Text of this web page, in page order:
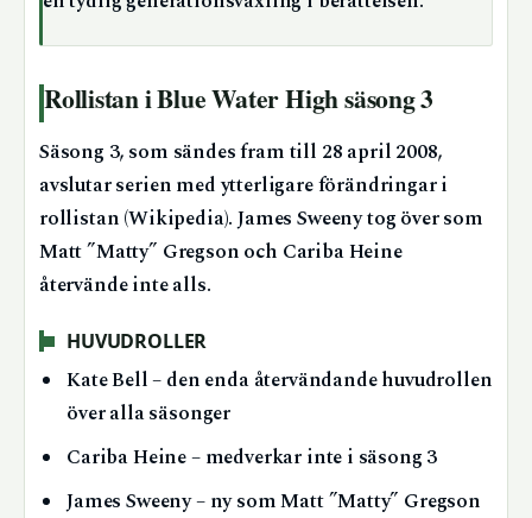
Rollistan i Blue Water High säsong 3
Säsong 3, som sändes fram till 28 april 2008,
avslutar serien med ytterligare förändringar i
rollistan (Wikipedia). James Sweeny tog över som
Matt ”Matty” Gregson och Cariba Heine
återvände inte alls.
HUVUDROLLER
Kate Bell – den enda återvändande huvudrollen
över alla säsonger
Cariba Heine – medverkar inte i säsong 3
James Sweeny – ny som Matt ”Matty” Gregson